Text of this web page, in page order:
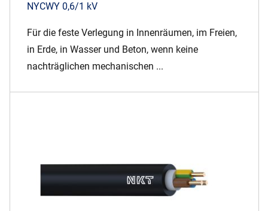
NYCWY 0,6/1 kV
Für die feste Verlegung in Innenräumen, im Freien,
in Erde, in Wasser und Beton, wenn keine
nachträglichen mechanischen ...